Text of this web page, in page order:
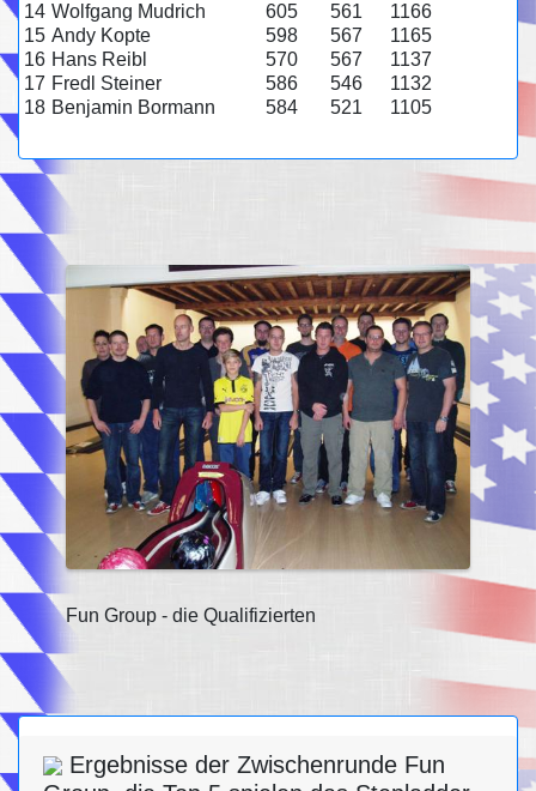
14 Wolfgang Mudrich 605 561
1166
15 Andy Kopte 598 567
1165
16 Hans Reibl 570 567
1137
17 Fredl Steiner 586 546
1132
18 Benjamin Bormann 584 521 1105
Fun Group - die Qualifizierten
Ergebnisse der Zwischenrunde Fun